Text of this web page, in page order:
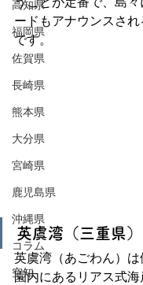
高知県
福岡県
佐賀県
長崎県
熊本県
大分県
宮崎県
鹿児島県
沖縄県
コラム
空知
ードもアナウンスさ
です。
英虞湾（三重県）
英虞湾（あごわん）
園内にあるリアス式